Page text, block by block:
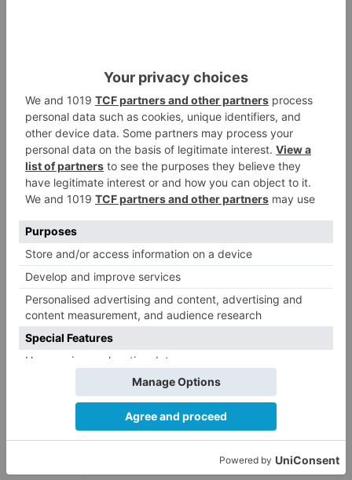
al tiempo que ha advertido que, "habrá
problemas si los populares intentar impedir que
comparezcan las personas, que por consenso,
así tengan que hacerlo".
psoe quiere limitar comparecencias
comisión
investigación
LO + VISTO
1
Barrio (PSOE) denuncia que la
“una foto” y no a la culminación
del proyecto
El poblado de El Encuentro de
Burgos a punto de culminar su